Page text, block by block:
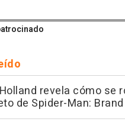
revela cómo se
de Spider-Man: